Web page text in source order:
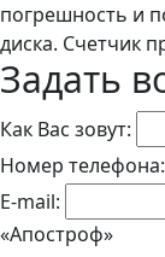
погрешность и
диска. Счетчик
Задать
Как Вас зовут:
Номер телефона:
E-mail:
«Апостроф»